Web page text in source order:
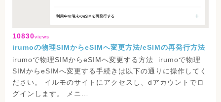
10830views
irumoの物理SIMからeSIMへ変更方法/eSIMの再発行方法
irumoで物理SIMからeSIMへ変更する方法 irumoで物理
SIMからeSIMへ変更する手続きは以下の通りに操作してく
ださい。 イルモのサイトにアクセスし、dアカウントでロ
グインします。 メニ…